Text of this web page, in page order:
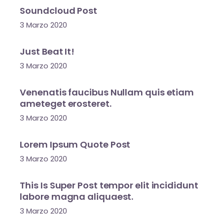
Soundcloud Post
3 Marzo 2020
Just Beat It!
3 Marzo 2020
Venenatis faucibus Nullam quis etiam
ameteget erosteret.
3 Marzo 2020
Lorem Ipsum Quote Post
3 Marzo 2020
This Is Super Post tempor elit incididunt
labore magna aliquaest.
3 Marzo 2020